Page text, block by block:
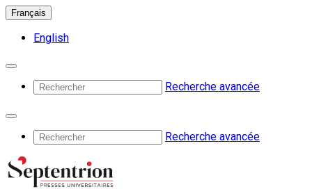
Français
English
Recherche avancée
Recherche avancée